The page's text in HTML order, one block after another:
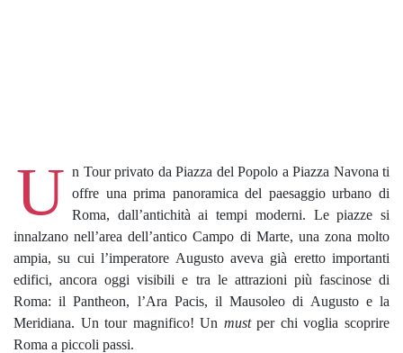
U n Tour privato da Piazza del Popolo a Piazza Navona ti
offre una prima panoramica del paesaggio urbano di
Roma, dall’antichità ai tempi moderni. Le piazze si
innalzano nell’area dell’antico Campo di Marte, una zona molto
ampia, su cui l’imperatore Augusto aveva già eretto importanti
edifici, ancora oggi visibili e tra le attrazioni più fascinose di
Roma: il Pantheon, l’Ara Pacis, il Mausoleo di Augusto e la
Meridiana. Un tour magnifico! Un mustper chi voglia scoprire
Roma a piccoli passi.